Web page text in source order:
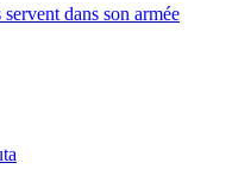
dans son armée